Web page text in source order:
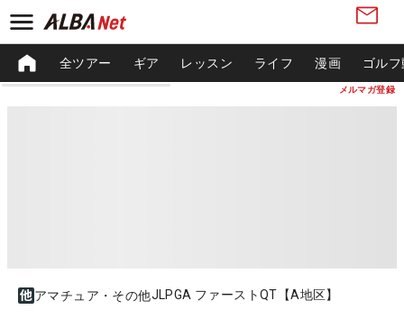
メルマガ登録
全ツアー ギア レッスン ライフ 漫画 ゴル
アマチュア・その他JLPGA ファーストQT【A地区】